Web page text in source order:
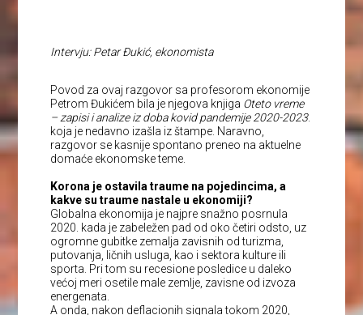
Intervju: Petar Đukić, ekonomista
Povod za ovaj razgovor sa profesorom ekonomije
Petrom Đukićem bila je njegova knjiga Oteto vreme
– zapisi i analize iz doba kovid pandemije 2020-2023.
koja je nedavno izašla iz štampe. Naravno,
razgovor se kasnije spontano preneo na aktuelne
domaće ekonomske teme.
Korona je ostavila traume na pojedincima, a
kakve su traume nastale u ekonomiji?
Globalna ekonomija je najpre snažno posrnula
2020. kada je zabeležen pad od oko četiri odsto, uz
ogromne gubitke zemalja zavisnih od turizma,
putovanja, ličnih usluga, kao i sektora kulture ili
sporta. Pri tom su recesione posledice u daleko
većoj meri osetile male zemlje, zavisne od izvoza
energenata.
A onda, nakon deflacionih signala tokom 2020,